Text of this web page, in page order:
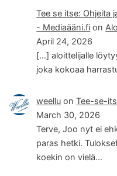
Tee se itse: Ohjeita
- Mediaääni.fi on
April 24, 2026
[…] aloittelijalle
joka kokoaa
weellu onTee-se-
March 30, 2026
Terve, Joo nyt ei
paras hetki.
koekin on vielä…